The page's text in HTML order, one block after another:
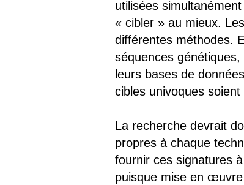
utilisées
« cibler » au mieux.
différentes méthodes.
séquences
leurs bases de
cibles univoques
La recherche devrait
propres à chaque
fournir ces signatures
puisque mise en